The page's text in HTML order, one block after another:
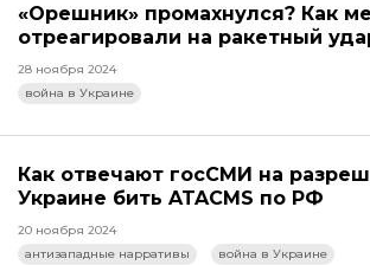
«Орешник» промахнулся? Как
отреагировали на ракетный
28 ноября 2024
война в Украине
Как отвечают госСМИ на
Украине бить ATACMS по РФ
20 ноября 2024
антизападные нарративы
война в Украине